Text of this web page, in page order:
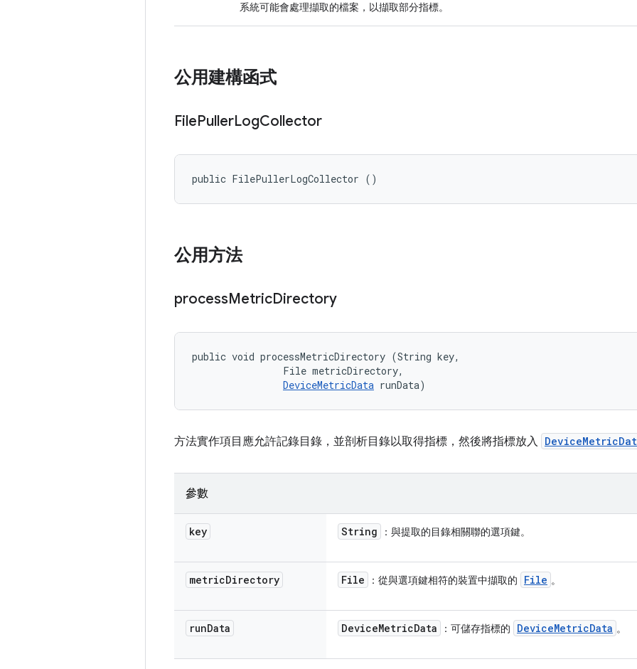
系統可能會處理擷取的檔案，以擷取部分指標。
公用建構函式
FilePullerLogCollector
public FilePullerLogCollector ()
公用方法
processMetricDirectory
public void processMetricDirectory (String key,
                File metricDirectory,
DeviceMetricData runData)
方法實作項目應允許記錄目錄，並剖析目錄以取得指標，然後將指標放入
參數
key String ：與提取的目錄相關聯的選項鍵。
metricDirectory File ：從與選項鍵相符的裝置中擷取的 File 。
runData DeviceMetricData ：可儲存指標的 DeviceMetricData 。